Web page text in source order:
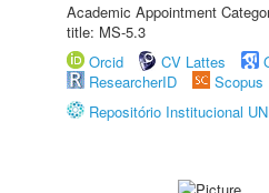
Academic Appointment
title: MS-5.3
Orcid
CV Lattes
ResearcherID
Scopus
Repositório Institucional